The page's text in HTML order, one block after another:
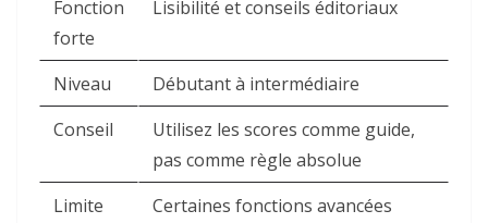
Fonction
forte
Lisibilité et conseils éditoriaux
Niveau
Débutant à intermédiaire
Conseil
Utilisez les scores comme guide,
pas comme règle absolue
Limite
Certaines fonctions avancées